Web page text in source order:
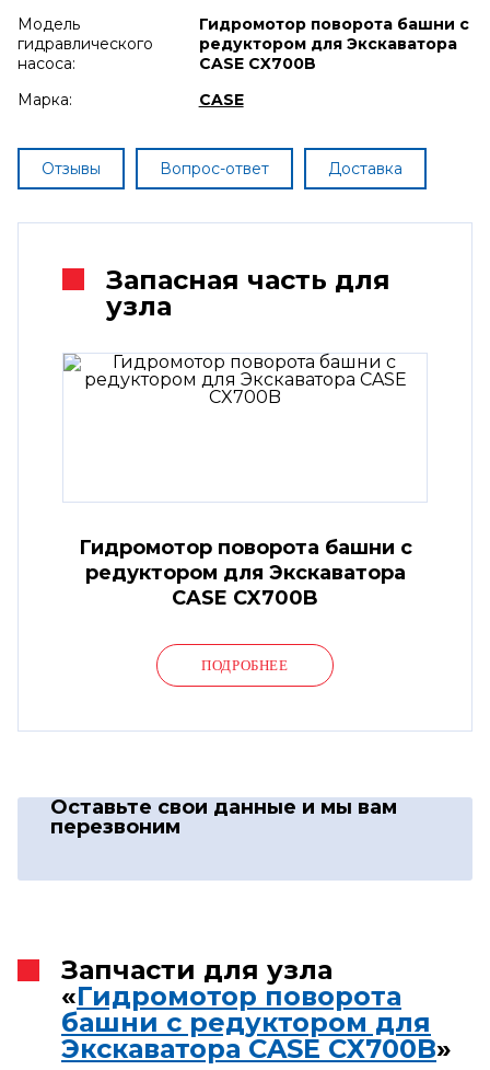
Модель
гидравлического
насоса:
Гидромотор поворота башни с
редуктором для Экскаватора
CASE CX700B
Марка:
CASE
Отзывы Вопрос-ответ Доставка
Запасная часть для
узла
Гидромотор поворота башни с
редуктором для Экскаватора
CASE CX700B
ПОДРОБНЕЕ
Оставьте свои данные и мы вам
перезвоним
Запчасти для узла
«Гидромотор поворота
башни с редуктором для
Экскаватора CASE CX700B»